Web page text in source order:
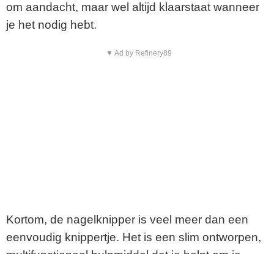
om aandacht, maar wel altijd klaarstaat wanneer
je het nodig hebt.
▼ Ad by Refinery89
Kortom, de nagelknipper is veel meer dan een
eenvoudig knippertje. Het is een slim ontworpen,